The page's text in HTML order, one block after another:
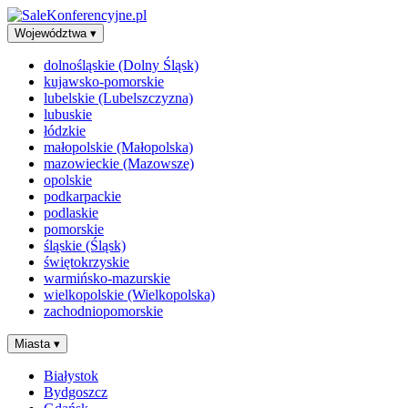
Województwa ▾
dolnośląskie (Dolny Śląsk)
kujawsko-pomorskie
lubelskie (Lubelszczyzna)
lubuskie
łódzkie
małopolskie (Małopolska)
mazowieckie (Mazowsze)
opolskie
podkarpackie
podlaskie
pomorskie
śląskie (Śląsk)
świętokrzyskie
warmińsko-mazurskie
wielkopolskie (Wielkopolska)
zachodniopomorskie
Miasta ▾
Białystok
Bydgoszcz